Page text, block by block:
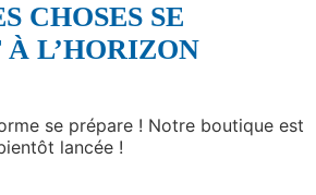
CHOSES SE
L’HORIZON
se prépare ! Notre boutique est
lancée !